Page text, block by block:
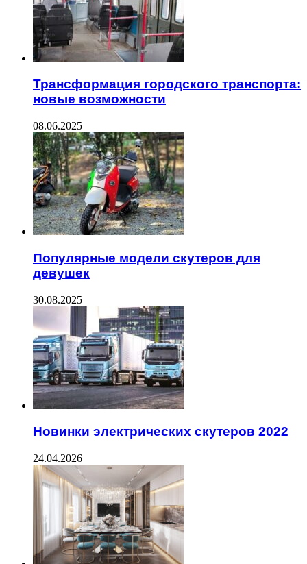
Трансформация городского транспорта:
новые возможности
08.06.2025
Популярные модели скутеров для
девушек
30.08.2025
Новинки электрических скутеров 2022
24.04.2026